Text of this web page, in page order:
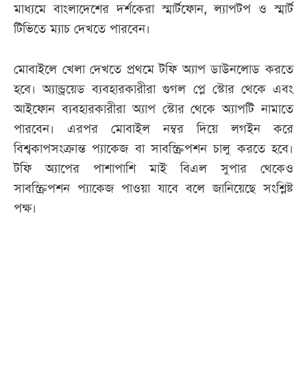
মাধ্যমে বাংলাদেশের দর্শকেরা স্মার্টফোন, ল্যাপটপ ও স্মার্ট
টিভিতে ম্যাচ দেখতে পারবেন।
মোবাইলে খেলা দেখতে প্রথমে টফি অ্যাপ ডাউনলোড করতে
হবে। অ্যান্ড্রয়েড ব্যবহারকারীরা গুগল প্লে স্টোর থেকে এবং
আইফোন ব্যবহারকারীরা অ্যাপ স্টোর থেকে অ্যাপটি নামাতে
পারবেন। এরপর মোবাইল নম্বর দিয়ে লগইন করে
বিশ্বকাপসংক্রান্ত প্যাকেজ বা সাবস্ক্রিপশন চালু করতে হবে।
টফি অ্যাপের পাশাপাশি মাই বিএল সুপার থেকেও
সাবস্ক্রিপশন প্যাকেজ পাওয়া যাবে বলে জানিয়েছে সংশ্লিষ্ট
পক্ষ।